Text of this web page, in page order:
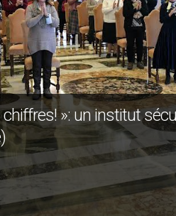
»: un institut